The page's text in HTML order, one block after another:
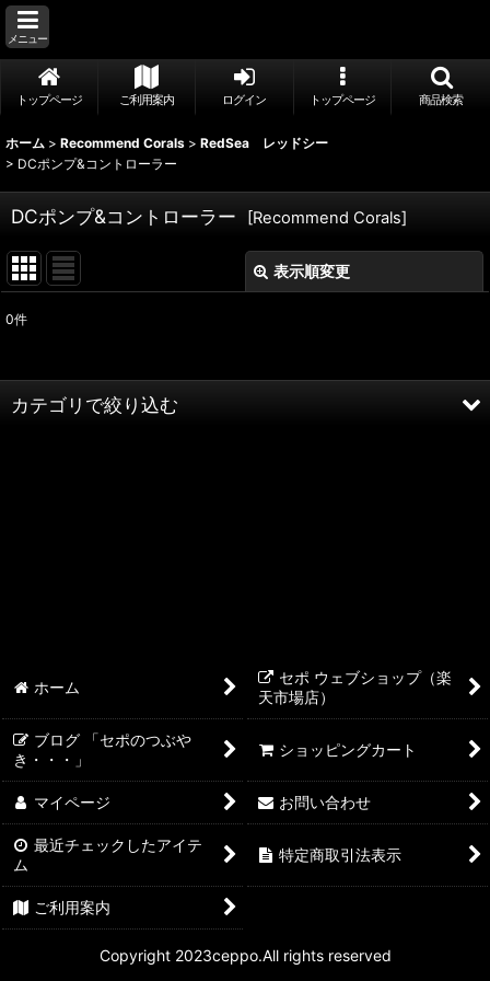
メニュー
トップページ ご利用案内 ログイン トップページ 商品検索
ホーム > Recommend Corals > RedSea レッドシー
> DCポンプ&コントローラー
DCポンプ&コントローラー [Recommend Corals]
表示順変更
並び順 :
0件
カテゴリで絞り込む
ReefWave
Reef ATO+ ReefCan
REEFER アクセサリー
DCポンプ&コントローラー
ホーム
セポ ウェブショップ（楽
天市場店）
ブログ 「セポのつぶや
き・・・」
ショッピングカート
マイページ お問い合わせ
最近チェックしたアイテ
ム
特定商取引法表示
ご利用案内
Copyright 2023ceppo.All rights reserved